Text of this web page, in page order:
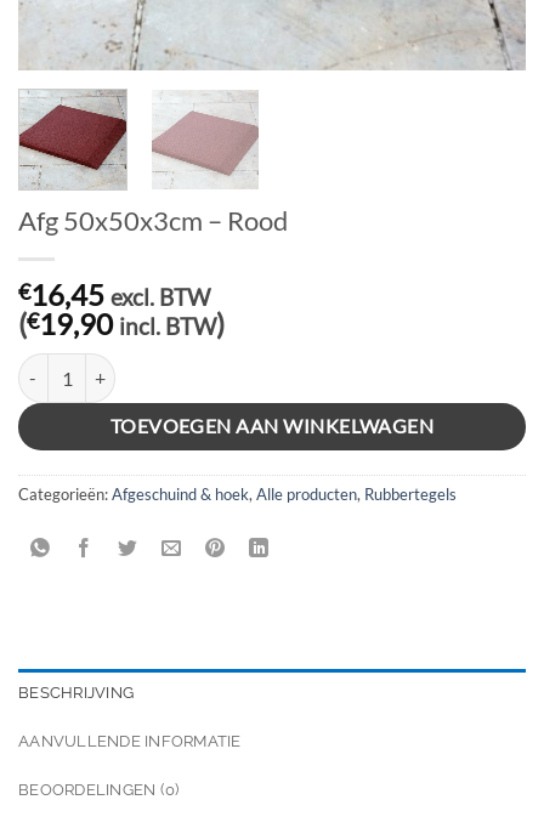
Afg 50x50x3cm – Rood
€16,45 excl. BTW
(€19,90 incl. BTW)
Afg 50x50x3cm - Rood aantal
TOEVOEGEN AAN WINKELWAGEN
Categorieën:Afgeschuind & hoek,Alle producten, Rubbertegels
BESCHRIJVING
AANVULLENDE INFORMATIE
BEOORDELINGEN (0)